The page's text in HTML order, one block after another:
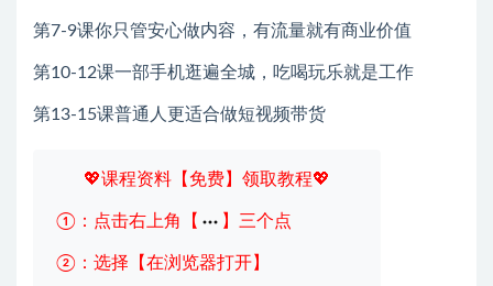
第7-9课你只管安心做内容，有流量就有商业价值
第10-12课一部手机逛遍全城，吃喝玩乐就是工作
第13-15课普通人更适合做短视频带货
💖课程资料【免费】领取教程💖
①：点击右上角【 】三个点
②：选择【在浏览器打开】